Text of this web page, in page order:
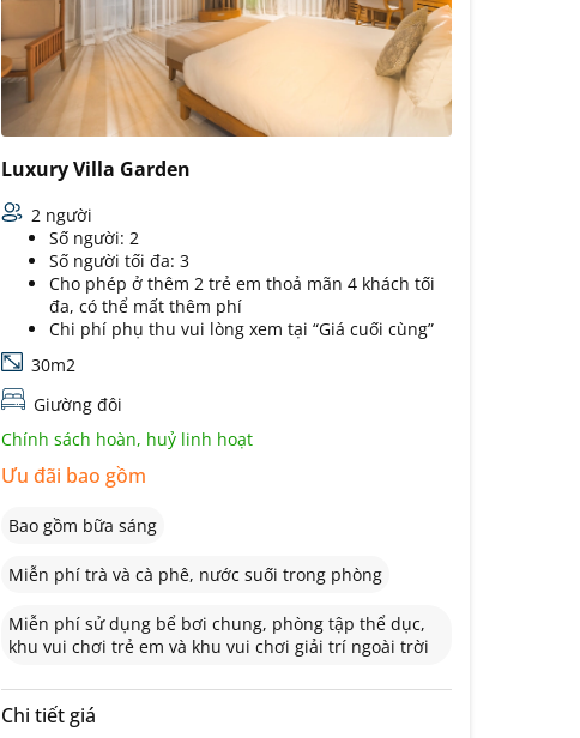
Luxury Villa Garden
2 người
Số người: 2
Số người tối đa: 3
Cho phép ở thêm 2 trẻ em thoả mãn 4 khách tối
đa, có thể mất thêm phí
Chi phí phụ thu vui lòng xem tại “Giá cuối cùng”
30m2
Giường đôi
Chính sách hoàn, huỷ linh hoạt
Ưu đãi bao gồm
Bao gồm bữa sáng
Miễn phí trà và cà phê, nước suối trong phòng
Miễn phí sử dụng bể bơi chung, phòng tập thể dục,
khu vui chơi trẻ em và khu vui chơi giải trí ngoài trời
Chi tiết giá